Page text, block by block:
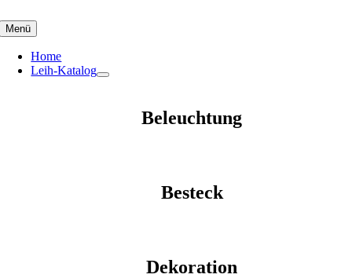
to
content
Menü
Home
Leih-Katalog
Beleuchtung
Besteck
Dekoration